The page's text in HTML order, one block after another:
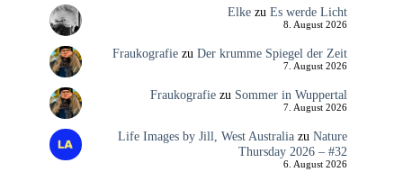
Elkezu Es werde Licht
8. August 2026
Fraukografiezu Der krumme Spiegel der Zeit
7. August 2026
Fraukografiezu Sommer in Wuppertal
7. August 2026
Life Images by Jill, West Australiazu Nature
Thursday 2026 – #32
6. August 2026